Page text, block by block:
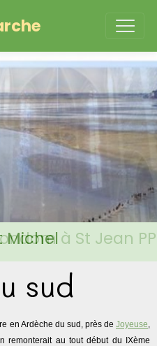
Michelà St Jean PP
sud
en Ardèche du sud, près de Joyeuse,
remonterait au tout début du IXème